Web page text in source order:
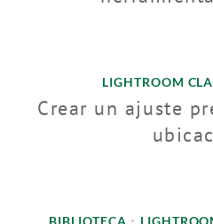
LIGHTROOM
Crear un ajuste
BIBLIOTECA •